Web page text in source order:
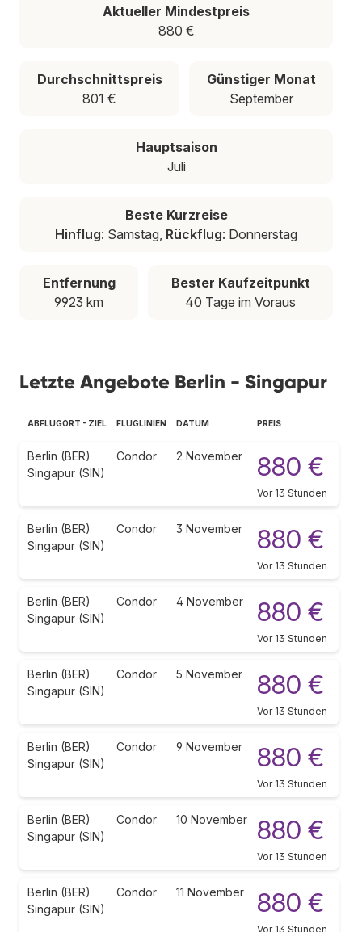
Aktueller Mindestpreis
880 €
Durchschnittspreis
801 €
Günstiger Monat
September
Hauptsaison
Juli
Beste Kurzreise
Hinflug: Samstag, Rückflug: Donnerstag
Entfernung
9923 km
Bester Kaufzeitpunkt
40 Tage im Voraus
Letzte Angebote Berlin - Singapur
ABFLUGORT - ZIEL FLUGLINIEN DATUM PREIS
Berlin (BER)
Singapur (SIN)
Condor 2 November 880 €
Vor 13 Stunden
Berlin (BER)
Singapur (SIN)
Condor 3 November 880 €
Vor 13 Stunden
Berlin (BER)
Singapur (SIN)
Condor 4 November 880 €
Vor 13 Stunden
Berlin (BER)
Singapur (SIN)
Condor 5 November 880 €
Vor 13 Stunden
Berlin (BER)
Singapur (SIN)
Condor 9 November 880 €
Vor 13 Stunden
Berlin (BER)
Singapur (SIN)
Condor 10 November 880 €
Vor 13 Stunden
Berlin (BER)
Singapur (SIN)
Condor 11 November 880 €
Vor 13 Stunden